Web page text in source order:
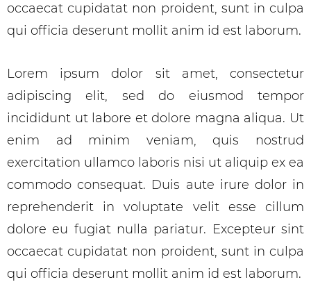
occaecat cupidatat non proident, sunt in culpa
qui officia deserunt mollit anim id est laborum.
Lorem ipsum dolor sit amet, consectetur
adipiscing elit, sed do eiusmod tempor
incididunt ut labore et dolore magna aliqua. Ut
enim ad minim veniam, quis nostrud
exercitation ullamco laboris nisi ut aliquip ex ea
commodo consequat. Duis aute irure dolor in
reprehenderit in voluptate velit esse cillum
dolore eu fugiat nulla pariatur. Excepteur sint
occaecat cupidatat non proident, sunt in culpa
qui officia deserunt mollit anim id est laborum.